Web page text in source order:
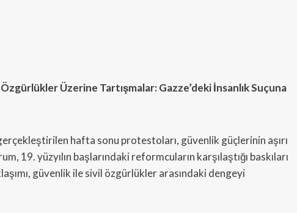
Üzerine Tartışmalar: Gazze’deki İnsanlık Suçuna
gerçekleştirilen hafta sonu protestoları, güvenlik güçlerinin aşırı
19. yüzyılın başlarındaki reformcuların karşılaştığı baskıları
güvenlik ile sivil özgürlükler arasındaki dengeyi